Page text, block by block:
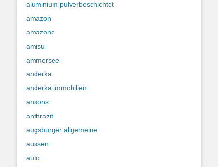
aluminium pulverbeschichtet
amazon
amazone
amisu
ammersee
anderka
anderka immobilien
ansons
anthrazit
augsburger allgemeine
aussen
auto